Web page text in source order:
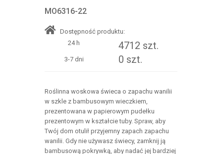
MO6316-22
Dostępność produktu:
24 h
4712 szt.
3-7 dni 0 szt.
Roślinna woskowa świeca o zapachu wanilii
w szkle z bambusowym wieczkiem,
prezentowana w papierowym pudełku
prezentowym w kształcie tuby. Spraw, aby
Twój dom otulił przyjemny zapach zapachu
wanilii. Gdy nie używasz świecy, zamknij ją
bambusową pokrywką, aby nadać jej bardziej